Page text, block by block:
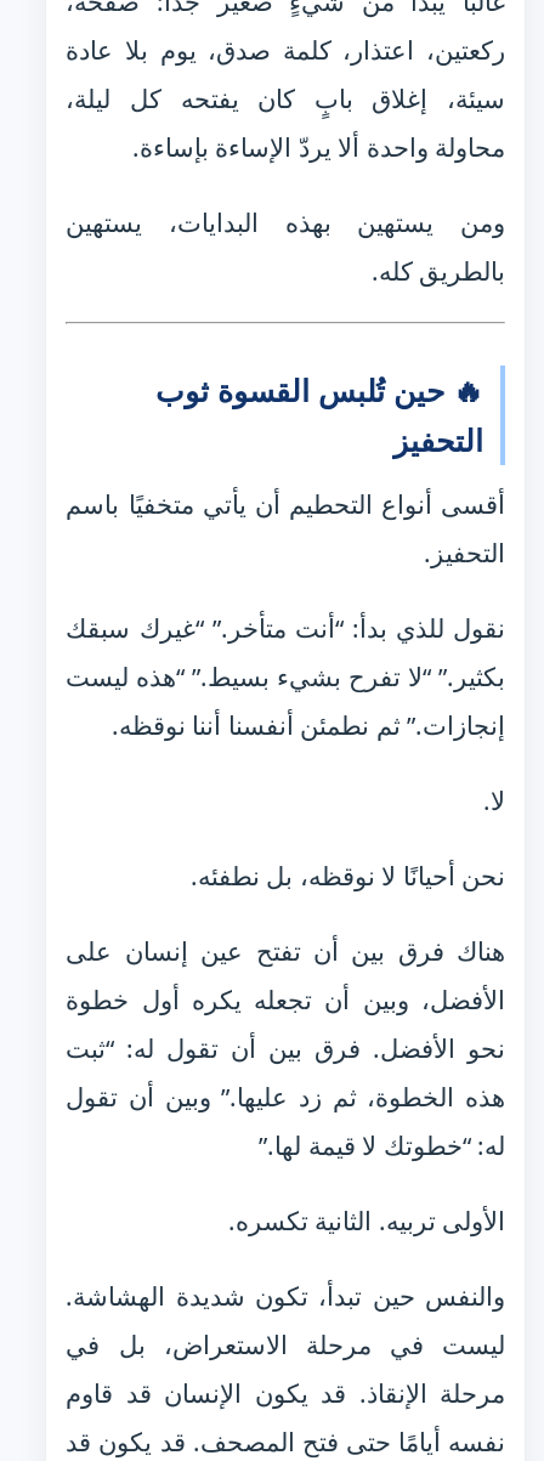
ركعتين، اعتذار، كلمة صدق، يوم بلا عادة
سيئة، إغلاق بابٍ كان يفتحه كل ليلة،
محاولة واحدة ألا يردّ الإساءة بإساءة.
ومن يستهين بهذه البدايات، يستهين
بالطريق كله.
🔥 حين تُلبس القسوة ثوب
التحفيز
أقسى أنواع التحطيم أن يأتي متخفيًا باسم
التحفيز.
نقول للذي بدأ: “أنت متأخر.” “غيرك سبقك
بكثير.” “لا تفرح بشيء بسيط.” “هذه ليست
إنجازات.” ثم نطمئن أنفسنا أننا نوقظه.
لا.
نحن أحيانًا لا نوقظه، بل نطفئه.
هناك فرق بين أن تفتح عين إنسان على
الأفضل، وبين أن تجعله يكره أول خطوة
نحو الأفضل. فرق بين أن تقول له: “ثبت
هذه الخطوة، ثم زد عليها.” وبين أن تقول
له: “خطوتك لا قيمة لها.”
الأولى تربيه. الثانية تكسره.
والنفس حين تبدأ، تكون شديدة الهشاشة.
ليست في مرحلة الاستعراض، بل في
مرحلة الإنقاذ. قد يكون الإنسان قد قاوم
نفسه أيامًا حتى فتح المصحف. قد يكون قد